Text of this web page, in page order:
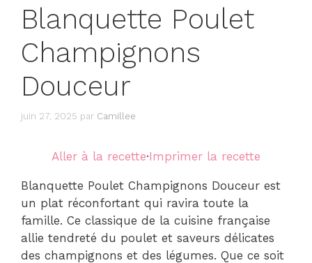
Blanquette Poulet
Champignons
Douceur
juin 27, 2025 par Camillee
Aller à la recette·Imprimer la recette
Blanquette Poulet Champignons Douceur est
un plat réconfortant qui ravira toute la
famille. Ce classique de la cuisine française
allie tendreté du poulet et saveurs délicates
des champignons et des légumes. Que ce soit